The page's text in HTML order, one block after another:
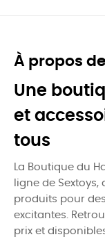
À propos
Une
et
tous
La Boutique du
ligne de Sextoys,
produits pour
excitantes.
prix et